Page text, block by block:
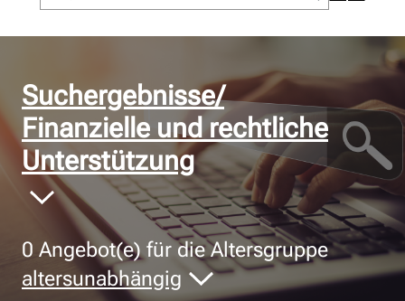
Suchergebnisse/
Finanzielle und rechtliche
Unterstützung
0 Angebot(e) für die Altersgruppe
altersunabhängig